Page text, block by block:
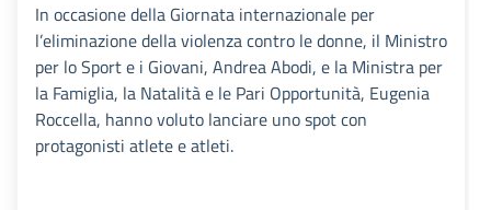
In occasione della Giornata internazionale per
l’eliminazione della violenza contro le donne, il Ministro
per lo Sport e i Giovani, Andrea Abodi, e la Ministra per
la Famiglia, la Natalità e le Pari Opportunità, Eugenia
Roccella, hanno voluto lanciare uno spot con
protagonisti atlete e atleti.